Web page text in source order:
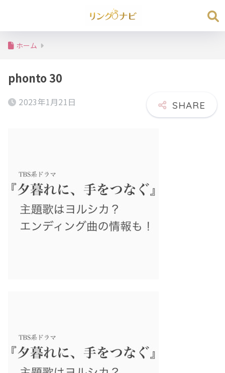
ホーム
phonto 30
2023年1月21日